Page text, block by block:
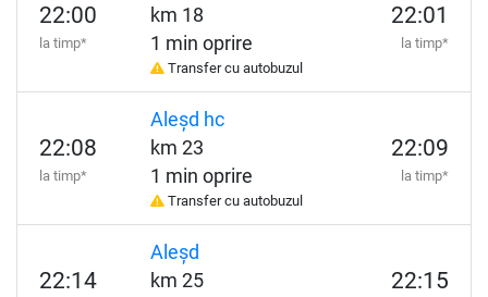
22:00
la timp*
km 18
1 min oprire
Transfer cu autobuzul
22:01
la timp*
22:08
la timp*
Aleșd hc
km 23
1 min oprire
Transfer cu autobuzul
22:09
la timp*
22:14
Aleșd
km 25
22:15